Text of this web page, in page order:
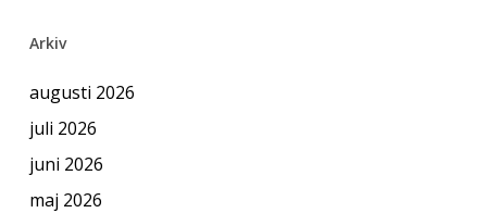
Arkiv
augusti 2026
juli 2026
juni 2026
maj 2026